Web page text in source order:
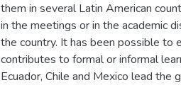
them in several Latin American
in the meetings or in the academic
the country. It has been possible to
contributes to formal or informal
Ecuador, Chile and Mexico lead the